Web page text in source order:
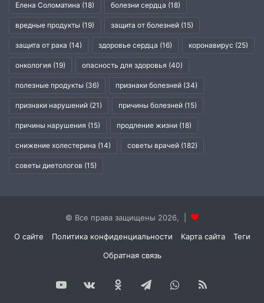
Елена Соломатина (18) болезни сердца (18)
вредные продукты (19) защита от болезней (15)
защита от рака (14) здоровье сердца (16) коронавирус (25)
онкология (19) опасность для здоровья (40)
полезные продукты (36) признаки болезней (34)
признаки нарушений (21) причины болезней (15)
причины нарушения (15) продление жизни (18)
снижение холестерина (14) советы врачей (182)
советы диетологов (15)
© Все права защищены 2026, |
О сайте
Политика конфиденциальности Карта сайта
Теги
Обратная связь
YouTubevk.comОдноклассники
TelegramWhatsApp
RSS